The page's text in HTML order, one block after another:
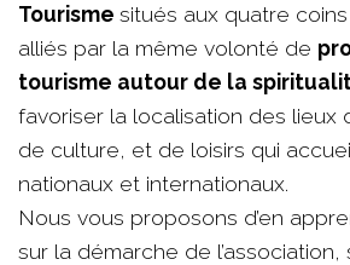
Tourisme situés aux quatre
alliés par la même volonté de
tourisme autour de la
favoriser la localisation des lieux
de culture, et de loisirs qui
nationaux et internationaux.
Nous vous proposons d’en
sur la démarche de